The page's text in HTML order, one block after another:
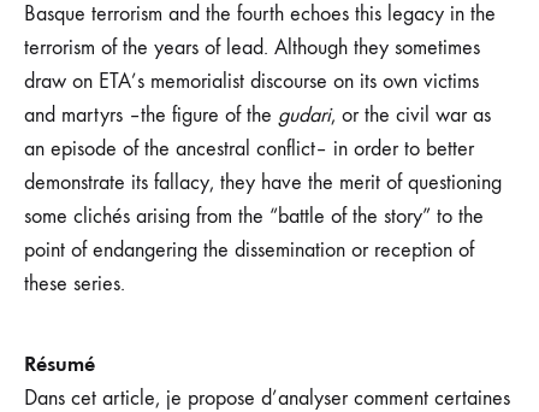
Basque terrorism and the fourth echoes this legacy in the
terrorism of the years of lead. Although they sometimes
draw on ETA’s memorialist discourse on its own victims
and martyrs –the figure of the gudari, or the civil war as
an episode of the ancestral conflict– in order to better
demonstrate its fallacy, they have the merit of questioning
some clichés arising from the “battle of the story” to the
point of endangering the dissemination or reception of
these series.
Résumé
Dans cet article, je propose d’analyser comment certaines